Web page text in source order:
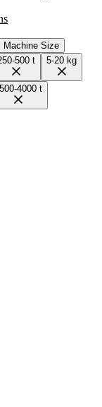
Machine Size
500 t 5-20 kg
4000 t